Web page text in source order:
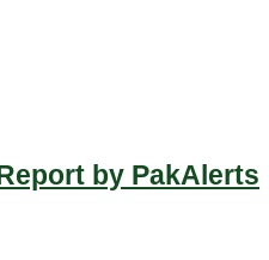
by PakAlerts